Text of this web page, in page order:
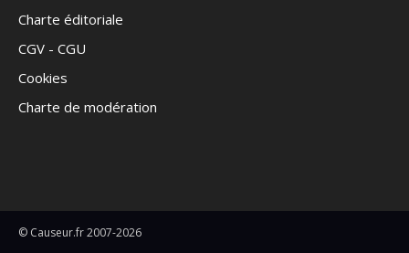
Charte éditoriale
CGV - CGU
Cookies
Charte de modération
© Causeur.fr 2007-2026